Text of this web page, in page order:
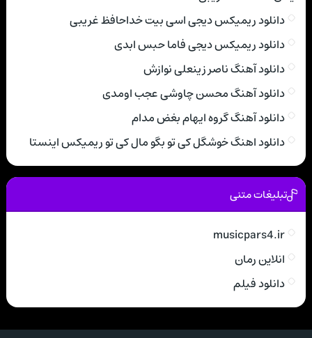
دانلود ریمیکس دیجی اسی بیت خداحافظ غریبی
دانلود ریمیکس دیجی فاما حبس ابدی
دانلود آهنگ ناصر زینعلی نوازش
دانلود آهنگ محسن چاوشی عجب اومدی
دانلود آهنگ گروه ایهام بغض مدام
دانلود اهنگ خوشگل کی تو بگو مال کی تو ریمیکس اینستا
تبلیغات متنی
musicpars4.ir
انلاین رمان
دانلود فیلم